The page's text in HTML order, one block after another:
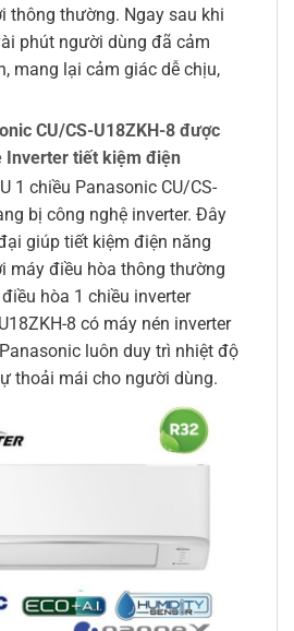
thông thường. Ngay sau khi
phút người dùng đã cảm
mang lại cảm giác dễ chịu,
CU/CS-U18ZKH-8 được
Inverter tiết kiệm điện
1 chiều Panasonic CU/CS-
bị công nghệ inverter. Đây
giúp tiết kiệm điện năng
máy điều hòa thông thường
hòa 1 chiều inverter
8 có máy nén inverter
luôn duy trì nhiệt độ
thoải mái cho người dùng.